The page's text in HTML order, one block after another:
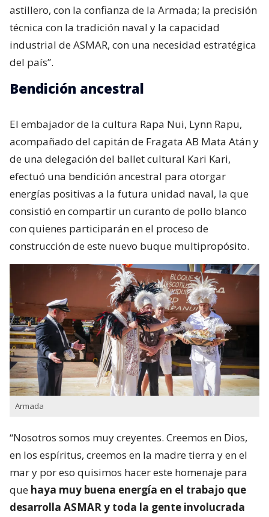
astillero, con la confianza de la Armada; la precisión
técnica con la tradición naval y la capacidad
industrial de ASMAR, con una necesidad estratégica
del país”.
Bendición ancestral
El embajador de la cultura Rapa Nui, Lynn Rapu,
acompañado del capitán de Fragata AB Mata Atán y
de una delegación del ballet cultural Kari Kari,
efectuó una bendición ancestral para otorgar
energías positivas a la futura unidad naval, la que
consistió en compartir un curanto de pollo blanco
con quienes participarán en el proceso de
construcción de este nuevo buque multipropósito.
Armada
“Nosotros somos muy creyentes. Creemos en Dios,
en los espíritus, creemos en la madre tierra y en el
mar y por eso quisimos hacer este homenaje para
que haya muy buena energía en el trabajo que
desarrolla ASMAR y toda la gente involucrada